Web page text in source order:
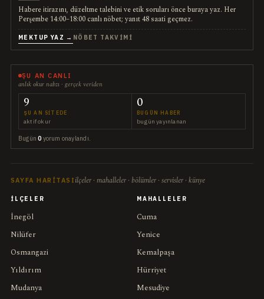
Habere itirazını, düzeltme talebini ve etik soruları önce buraya yaz. Her
Perşembe 14:00–18:00 canlı nöbet; yanıt 48 saati geçmez.
MEKTUP YAZ → NÖBET TAKVIMI
ŞU AN CANLI
anlık okur nabzı · gerçek veriden
9
ŞU AN SITEDE
aktif okur
0
BUGÜN HABER
bugün yayınlanan
Bugün0 yorum onaylandı.
SAYFA HARITASI ilçeler · mahalleler · bölümler · servisler · künye
İLÇELER
İnegöl
Nilüfer
Osmangazi
Yıldırım
Mudanya
MAHALLELER
Cuma
Yenice
Kemalpaşa
Hürriyet
Mesudiye